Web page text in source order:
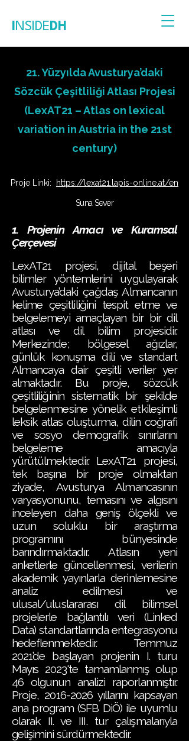
NSIDE DH
21. Yüzyılda Avusturya’daki
Sözcük Çeşitliliği Atlası Projesi
(LexAT21 – Atlas on lexical
variation in Austria in the 21st
century)
Proje Linki: https://lexat21.lapis-online.at/en
Suna Sever
1. Projenin Amacı ve Kuramsal
Çerçevesi
LexAT21 projesi, dijital beşeri
bilimler yöntemlerini uygulayarak
Avusturya’daki çağdaş Almancanın
kelime çeşitliliğini tespit etme ve
belgelemeyi amaçlayan bir bir dil
atlası ve dil bilim projesidir.
Merkezinde; bölgesel ağızlar,
günlük konuşma dili ve standart
Almancaya dair çeşitli veriler yer
almaktadır. Bu proje, sözcük
çeşitliliğinin sistematik bir şekilde
belgelenmesine yönelik etkileşimli
leksik atlas oluşturma, dilin coğrafi
ve sosyo demografik sınırlarını
belgeleme amacıyla
yürütülmektedir. LexAT21 projesi,
tek başına bir proje olmaktan
ziyade, Avusturya Almancasının
varyasyonunu, temasını ve algısını
inceleyen daha geniş ölçekli ve
uzun soluklu bir araştırma
programını bünyesinde
barındırmaktadır. Atlasın yeni
anketlerle güncellenmesi, verilerin
akademik yayınlarla derinlemesine
analiz edilmesi ve
ulusal/uluslararası dil bilimsel
projelerle bağlantılı veri (Linked
Data) standartlarında entegrasyonu
hedeflenmektedir. Temmuz
2021’de başlayan projenin I. turu
Mayıs 2023'te tamamlanmış olup
46 olgunun analizi raporlanmıştır.
Proje, 2016-2026yıllarını kapsayan
ana program (SFB DiÖ) ile uyumlu
olarak II. ve III. tur çalışmalarıyla
gelişimini sürdürmektedir.